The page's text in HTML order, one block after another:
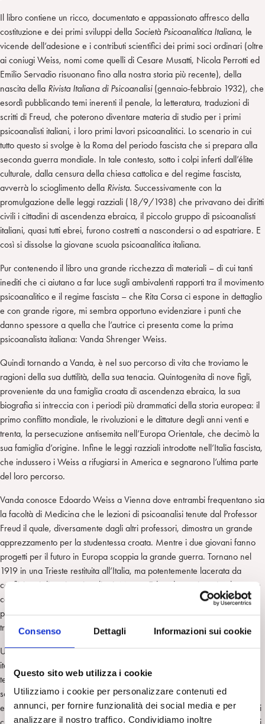
Consenso Dettagli Informazioni sui cookie
Questo sito web utilizza i cookie
Utilizziamo i cookie per personalizzare contenuti ed
annunci, per fornire funzionalità dei social media e per
analizzare il nostro traffico. Condividiamo inoltre
Il libro contiene un ricco, documentato e appassionato affresco della
costituzione e dei primi sviluppi della Società Psicoanalitica Italiana, le
vicende dell’adesione e i contributi scientifici dei primi soci ordinari (oltre
ai coniugi Weiss, nomi come quelli di Cesare Musatti, Nicola Perrotti ed
Emilio Servadio risuonano fino alla nostra storia più recente), della
nascita della Rivista Italiana di Psicoanalisi (gennaio-febbraio 1932), che
esordì pubblicando temi inerenti il penale, la letteratura, traduzioni di
scritti di Freud, che poterono diventare materia di studio per i primi
psicoanalisti italiani, i loro primi lavori psicoanalitici. Lo scenario in cui
tutto questo si svolge è la Roma del periodo fascista che si prepara alla
seconda guerra mondiale. In tale contesto, sotto i colpi inferti dall’élite
culturale, dalla censura della chiesa cattolica e del regime fascista,
avverrà lo scioglimento della Rivista. Successivamente con la
promulgazione delle leggi razziali (18/9/1938) che privavano dei diritti
civili i cittadini di ascendenza ebraica, il piccolo gruppo di psicoanalisti
italiani, quasi tutti ebrei, furono costretti a nascondersi o ad espatriare. E
così si dissolse la giovane scuola psicoanalitica italiana.
Pur contenendo il libro una grande ricchezza di materiali – di cui tanti
inediti che ci aiutano a far luce sugli ambivalenti rapporti tra il movimento
psicoanalitico e il regime fascista – che Rita Corsa ci espone in dettaglio
e con grande rigore, mi sembra opportuno evidenziare i punti che
danno spessore a quella che l’autrice ci presenta come la prima
psicoanalista italiana: Vanda Shrenger Weiss.
Quindi tornando a Vanda, è nel suo percorso di vita che troviamo le
ragioni della sua duttilità, della sua tenacia. Quintogenita di nove figli,
proveniente da una famiglia croata di ascendenza ebraica, la sua
biografia si intreccia con i periodi più drammatici della storia europea: il
primo conflitto mondiale, le rivoluzioni e le dittature degli anni venti e
trenta, la persecuzione antisemita nell’Europa Orientale, che decimò la
sua famiglia d’origine. Infine le leggi razziali introdotte nell’Italia fascista,
che indussero i Weiss a rifugiarsi in America e segnarono l’ultima parte
del loro percorso.
Vanda conosce Edoardo Weiss a Vienna dove entrambi frequentano sia
la facoltà di Medicina che le lezioni di psicoanalisi tenute dal Professor
Freud il quale, diversamente dagli altri professori, dimostra un grande
apprezzamento per la studentessa croata. Mentre i due giovani fanno
progetti per il futuro in Europa scoppia la grande guerra. Tornano nel
1919 in una Trieste restituita all’Italia, ma potentemente lacerata da
conflitti tra i diversi nazionalismi. Mentre Edoardo comincerà a lavorare
come psichiatra presso il Civico Frenocomio e come psicoanalista
privatamente, Vanda inizia a praticare come pediatra, influenzata dalla
triestina Evelina Ravis, una pioniera della neuropsichiatria infantile.
Un primo elemento che fa di Vanda Weiss la prima psicoanalista
italiana, e con un interesse specifico, è questo. Cosa insolita per quei
tempi avvicinerà la sofferenza infantile con un nuovo approccio in cui
sono presenti il suo bagaglio teorico-tecnico di provenienza freudiana
ed il bagaglio medico pedagogico con cui la Ravis cercava di prendersi